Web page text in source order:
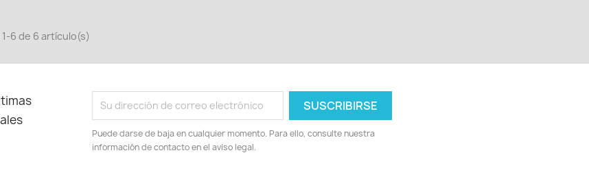
6 de 6 artículo(s)
Puede darse de baja en cualquier momento. Para ello, consulte nuestra
información de contacto en el aviso legal.